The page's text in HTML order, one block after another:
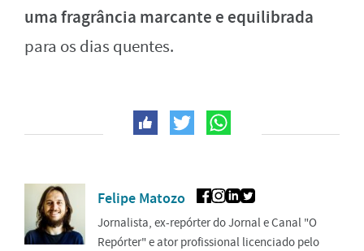
uma fragrância marcante e equilibrada
para os dias quentes.
Felipe Matozo
Jornalista, ex-repórter do Jornal e Canal "O
Repórter" e ator profissional licenciado pelo